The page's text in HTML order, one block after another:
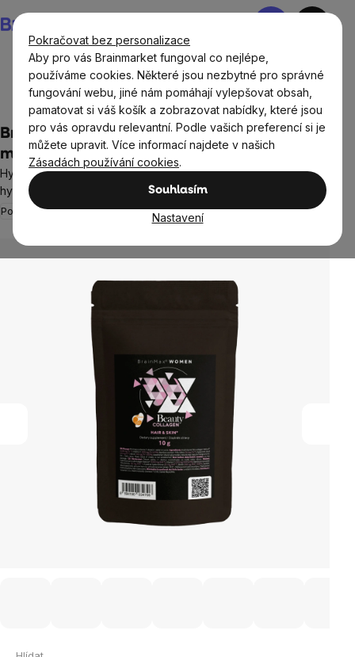
Pokračovat bez personalizace
Aby pro vás Brainmarket fungoval co nejlépe,
používáme cookies. Některé jsou nezbytné pro správné
fungování webu, jiné nám pomáhají vylepšovat obsah,
pamatovat si váš košík a zobrazovat nabídky, které jsou
pro vás opravdu relevantní. Podle vašich preferencí si je
můžete upravit. Více informací najdete v našich
Zásadách používání cookies.
Souhlasím
Nastavení
na
obsah
Nákupní
BrainMax® Vzorky
BrainMax Women Beauty Fish Collagen,
mořský rybí kolagen Naticol®, 10 g, VZOREK
Hydrolyzovaný mořský kolagen Naticol®, kyselina
hyaluronová a vitamín C, doplněk stravy
Pohybový aparátPleť a vlasy
Průměrné
produktu
0,0
Neohodnoceno